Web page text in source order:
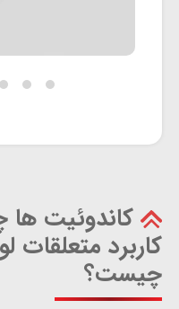
کاندوئیت ها
کاربرد متعلقات
چیست؟